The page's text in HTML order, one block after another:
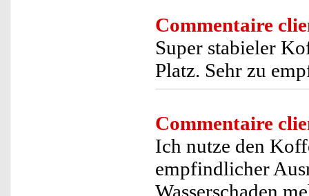
Commentaire
Super stabieler
Platz. Sehr zu
Commentaire
Ich nutze den
empfindlicher
Wasserschaden